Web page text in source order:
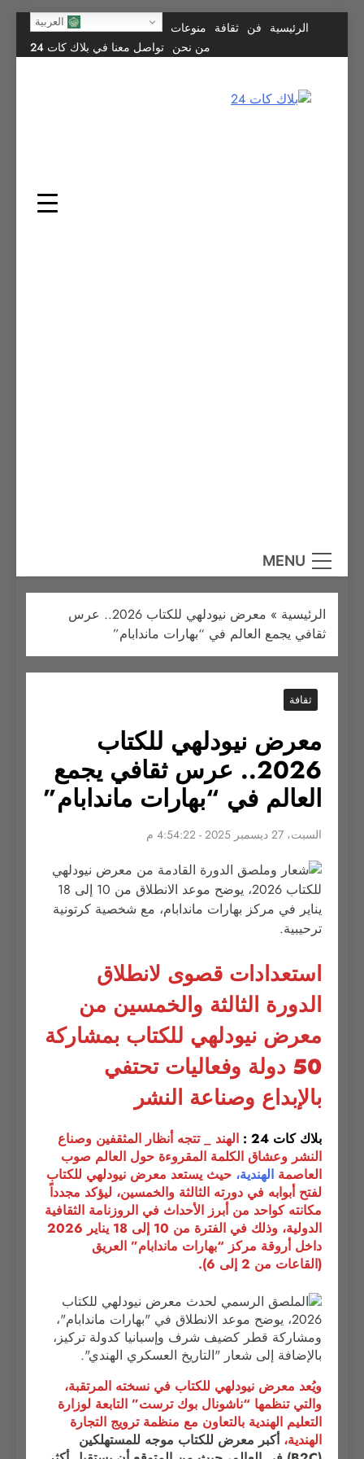
content
الرئيسية فن ثقافة منوعات العربية
من نحن تواصل معنا في بلاك كات 24
MENU
الرئيسية »
معرض نيودلهي للكتاب 2026.. عرس
ثقافي يجمع العالم في “بهارات ماندابام”
ثقافة
معرض نيودلهي للكتاب
2026.. عرس ثقافي يجمع
العالم في “بهارات ماندابام”
السبت، 27 ديسمبر 2025 - 4:54:22 م
استعدادات قصوى لانطلاق
الدورة الثالثة والخمسين من
معرض نيودلهي للكتاب بمشاركة
50 دولة وفعاليات تحتفي
بالإبداع وصناعة النشر
بلاك كات 24 :
الهند _ تتجه أنظار المثقفين وصناع
النشر وعشاق الكلمة المقروءة حول العالم صوب
العاصمة الهندية، حيث يستعد معرض نيودلهي للكتاب
لفتح أبوابه في دورته الثالثة والخمسين، ليؤكد مجدداً
مكانته كواحد من أبرز الأحداث في الروزنامة الثقافية
الدولية، وذلك في الفترة من 10 إلى 18 يناير 2026
داخل أروقة مركز “بهارات ماندابام” العريق
(القاعات من 2 إلى 6).
ويُعد معرض نيودلهي للكتاب في نسخته المرتقبة،
والتي تنظمها “ناشونال بوك ترست” التابعة لوزارة
التعليم الهندية بالتعاون مع منظمة ترويج التجارة
الهندية، أكبر معرض للكتاب موجه للمستهلكين